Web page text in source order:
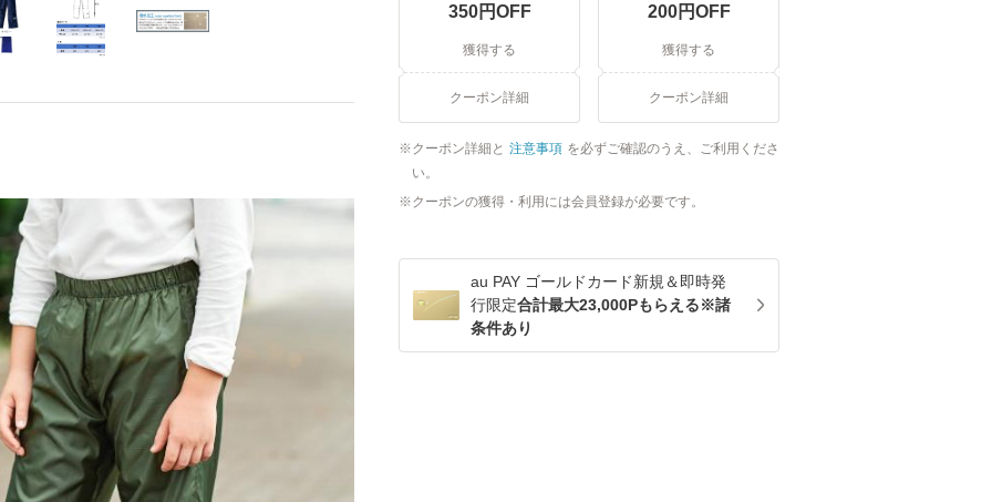
350円OFF
獲得する
クーポン詳細
200円OFF
獲得する
クーポン詳細
クーポン詳細と 注意事項 を必ずご確認のうえ、ご利用くださ
い。
クーポンの獲得・利用には会員登録が必要です。
au PAY ゴールドカード新規＆即時発
行限定合計最大23,000Pもらえる※諸
条件あり